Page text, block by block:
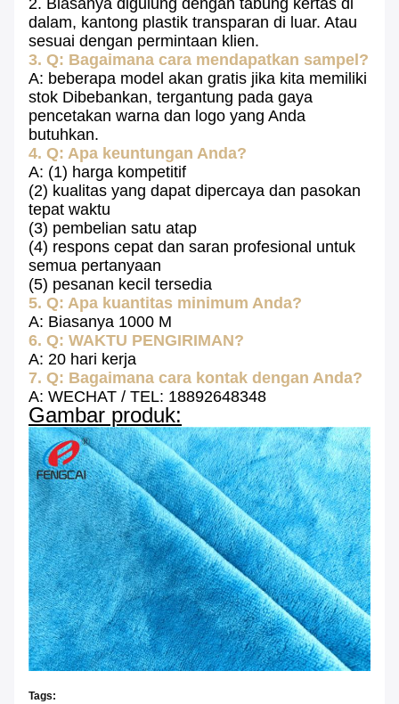
2. Biasanya digulung dengan tabung kertas di
dalam, kantong plastik transparan di luar. Atau
sesuai dengan permintaan klien.
3. Q: Bagaimana cara mendapatkan sampel?
A: beberapa model akan gratis jika kita memiliki
stok Dibebankan, tergantung pada gaya
pencetakan warna dan logo yang Anda
butuhkan.
4. Q: Apa keuntungan Anda?
A: (1) harga kompetitif
(2) kualitas yang dapat dipercaya dan pasokan
tepat waktu
(3) pembelian satu atap
(4) respons cepat dan saran profesional untuk
semua pertanyaan
(5) pesanan kecil tersedia
5. Q: Apa kuantitas minimum Anda?
A: Biasanya 1000 M
6. Q: WAKTU PENGIRIMAN?
A: 20 hari kerja
7. Q: Bagaimana cara kontak dengan Anda?
A: WECHAT / TEL: 18892648348
Gambar produk:
Tags: